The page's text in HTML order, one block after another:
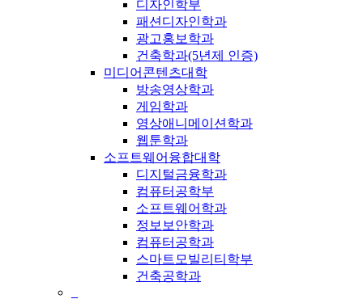
디자인학부
패션디자인학과
광고홍보학과
건축학과(5년제 인증)
미디어콘텐츠대학
방송영상학과
게임학과
영상애니메이션학과
웹툰학과
소프트웨어융합대학
디지털금융학과
컴퓨터공학부
소프트웨어학과
정보보안학과
컴퓨터공학과
스마트모빌리티학부
건축공학과